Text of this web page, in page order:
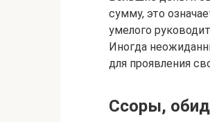
сумму, это
умелого
Иногда
для проявления
Ссоры,